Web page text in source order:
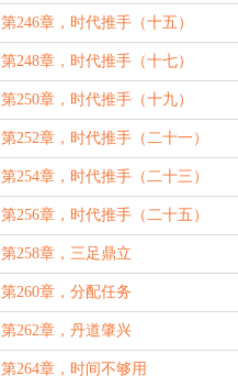
第246章，时代推手（十五）
第248章，时代推手（十七）
第250章，时代推手（十九）
第252章，时代推手（二十一）
第254章，时代推手（二十三）
第256章，时代推手（二十五）
第258章，三足鼎立
第260章，分配任务
第262章，丹道肇兴
第264章，时间不够用